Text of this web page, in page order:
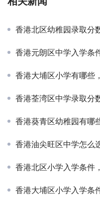
香港北区幼稚园录取分
香港元朗区中学入学条
香港大埔区小学有哪些
香港荃湾区中学录取分
香港葵青区幼稚园有哪
香港油尖旺区中学怎么
香港北区小学入学条件
香港大埔区小学入学条件，